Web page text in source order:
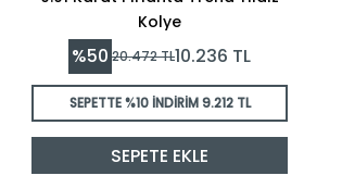
Kolye
%50 20.472TL10.236 TL
SEPETTE %10 İNDİRİM9.212 TL
SEPETE EKLE